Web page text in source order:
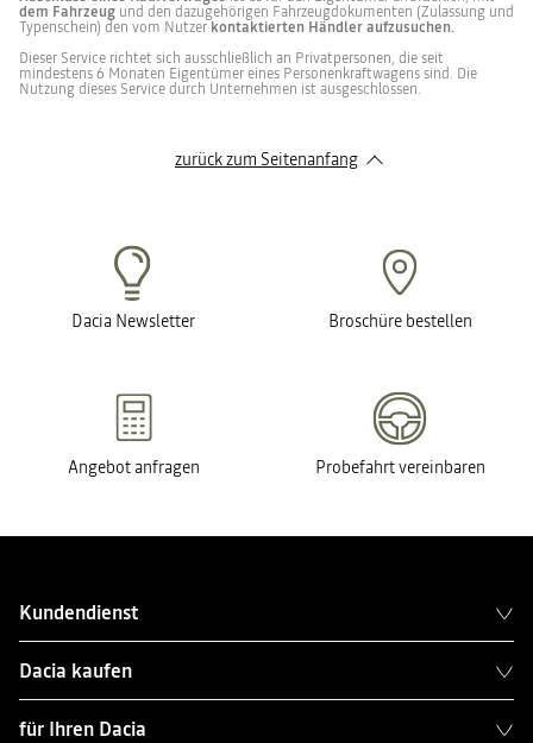
dem Fahrzeug und den dazugehörigen Fahrzeugdokumenten (Zulassung und
Typenschein) den vom Nutzer kontaktierten Händler aufzusuchen.
Dieser Service richtet sich ausschließlich an Privatpersonen, die seit
mindestens 6 Monaten Eigentümer eines Personenkraftwagens sind. Die
Nutzung dieses Service durch Unternehmen ist ausgeschlossen.
zurück zum Seitenanfang
Dacia Newsletter Broschüre bestellen
Angebot anfragen Probefahrt vereinbaren
Kundendienst
Dacia kaufen
für Ihren Dacia